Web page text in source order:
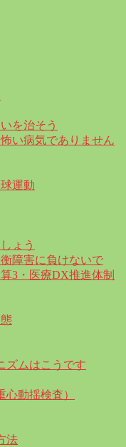
を治そう
い病気でありません
運動
ょう
障害に負けないで
3・医療DX推進体制
ズムはこうです
動揺検査）
法